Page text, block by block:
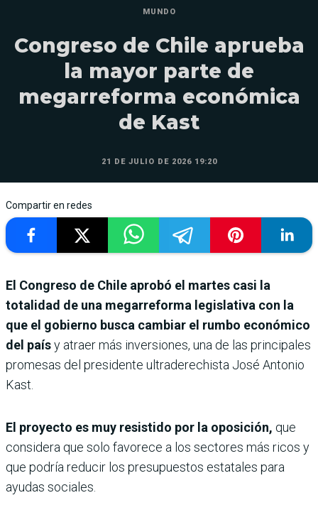
MUNDO
Congreso de Chile aprueba
la mayor parte de
megarreforma económica
de Kast
21 DE JULIO DE 2026 19:20
Compartir en redes
El Congreso de Chile aprobó el martes casi la
totalidad de una megarreforma legislativa con la
que el gobierno busca cambiar el rumbo económico
del paísy atraer más inversiones, una de las principales
promesas del presidente ultraderechista José Antonio
Kast.
El proyecto es muy resistido por la oposición, que
considera que solo favorece a los sectores más ricos y
que podría reducir los presupuestos estatales para
ayudas sociales.